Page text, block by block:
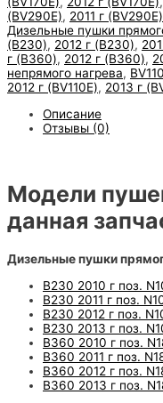
(BV290E), 2011 г (BV290E)
Дизельные пушки
(B230), 2012 г (B230),
г (B360), 2012 г (B360),
непрямого нагрева,
2012 г (BV110E), 2013 г
Описание
Отзывы (0)
Модели
данная
Дизельные пушки
B230 2010 г поз.
B230 2011 г поз.
B230 2012 г поз.
B230 2013 г поз.
B360 2010 г поз.
B360 2011 г поз.
B360 2012 г поз.
B360 2013 г поз.